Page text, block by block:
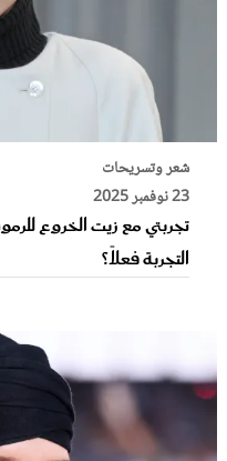
شعر وتسريحات
23 نوفمبر 2025
تجربتي مع زيت الخروع
التجربة فعلاً؟